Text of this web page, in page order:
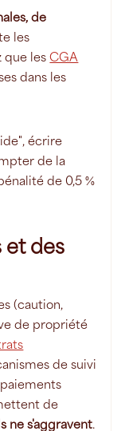
de
les
que lesCGA
dans les
écrire
de la
de 0,5 %
et des
(caution,
de propriété
de suivi
de
ne s'aggravent.